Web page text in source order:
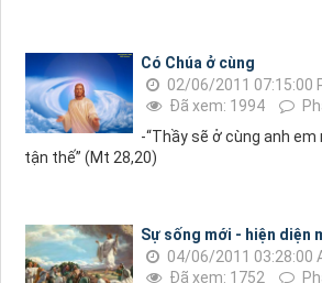
Có Chúa ở cùng
02/06/2011 07:15:00
Đã xem: 1994
-“Thầy sẽ ở cùng anh
tận thế” (Mt 28,20)
Sự sống mới - hiện diện
04/06/2011 03:28:00
Đã xem: 1752